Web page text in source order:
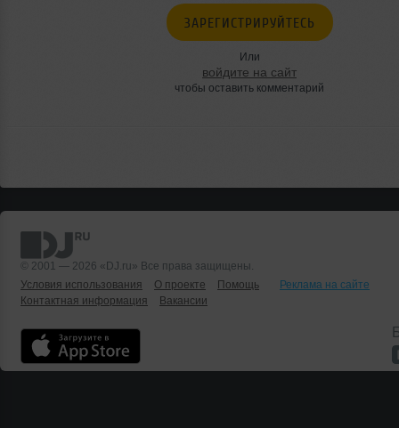
ЗАРЕГИСТРИРУЙТЕСЬ
Или
войдите на сайт
чтобы оставить комментарий
© 2001 — 2026 «DJ.ru» Все права защищены.
Условия использования
О проекте Помощь
Реклама на сайте
Контактная информация
Вакансии